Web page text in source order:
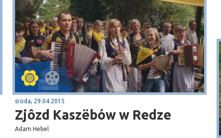
środa, 29.04.2015
Zjôzd Kaszëbów w Redze
Adam Hebel